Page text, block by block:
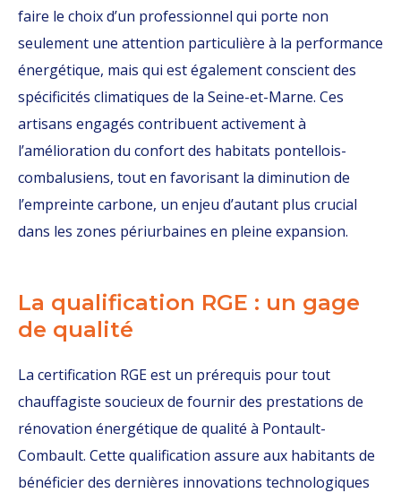
faire le choix d’un professionnel qui porte non
seulement une attention particulière à la performance
énergétique, mais qui est également conscient des
spécificités climatiques de la Seine-et-Marne. Ces
artisans engagés contribuent activement à
l’amélioration du confort des habitats pontellois-
combalusiens, tout en favorisant la diminution de
l’empreinte carbone, un enjeu d’autant plus crucial
dans les zones périurbaines en pleine expansion.
La qualification RGE : un gage
de qualité
La certification RGE est un prérequis pour tout
chauffagiste soucieux de fournir des prestations de
rénovation énergétique de qualité à Pontault-
Combault. Cette qualification assure aux habitants de
bénéficier des dernières innovations technologiques